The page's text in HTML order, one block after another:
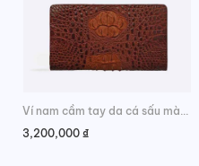
3,200,000 ₫